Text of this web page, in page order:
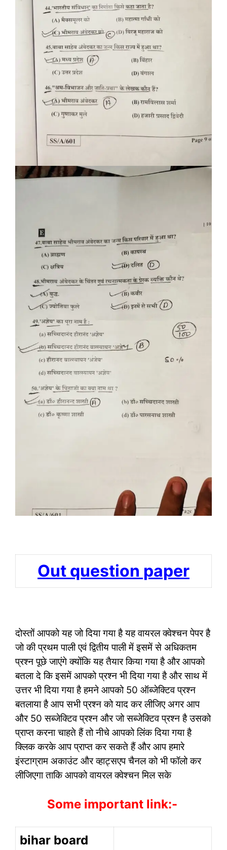
Out question paper
दोस्तों आपको यह जो दिया गया है यह वायरल क्वेश्चन पेपर है
जो की प्रथम पाली एवं द्वितीय पाली में इसमें से अधिकतम
प्रश्न पूछे जाएंगे क्योंकि यह तैयार किया गया है और आपको
बतला दे कि इसमें आपको प्रश्न भी दिया गया है और साथ में
उत्तर भी दिया गया है हमने आपको 50 ऑब्जेक्टिव प्रश्न
बतलाया है आप सभी प्रश्न को याद कर लीजिए अगर आप
और 50 सब्जेक्टिव प्रश्न और जो सब्जेक्टिव प्रश्न है उसको
प्राप्त करना चाहते हैं तो नीचे आपको लिंक दिया गया है
क्लिक करके आप प्राप्त कर सकते हैं और आप हमारे
इंस्टाग्राम अकाउंट और व्हाट्सएप चैनल को भी फॉलो कर
लीजिएगा ताकि आपको वायरल क्वेश्चन मिल सके
Some important link:-
bihar board